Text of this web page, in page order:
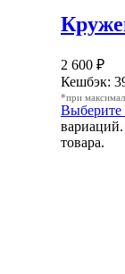
2 600 ₽
Кешбэк:
*при
Выберите
товара.